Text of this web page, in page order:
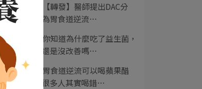
【轉發】醫師提出DAC分
類 為胃食道逆流⋯
你知道為什麼吃了益生菌，
便秘還是沒改善嗎⋯
胃食道逆流可以喝蘋果醋
嗎？很多人其實喝錯⋯